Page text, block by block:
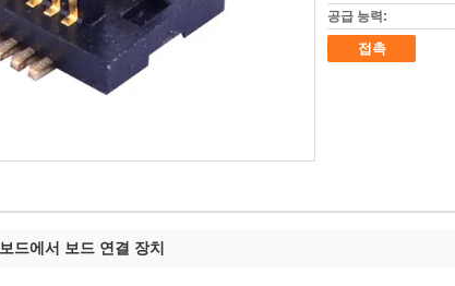
공급 능력:
접촉
드에서 보드 연결 장치